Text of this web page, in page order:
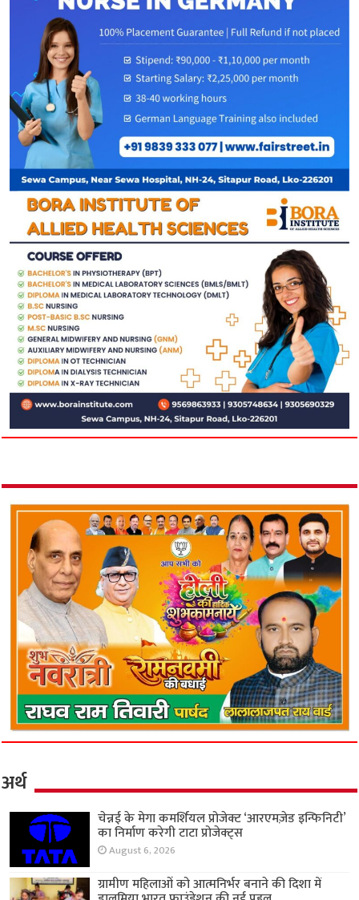
अर्थ
चेन्नई के मेगा कमर्शियल प्रोजेक्ट ‘आरएमज़ेड इन्फिनिटी’
का निर्माण करेगी टाटा प्रोजेक्ट्स
August 6, 2026
ग्रामीण महिलाओं को आत्मनिर्भर बनाने की दिशा में